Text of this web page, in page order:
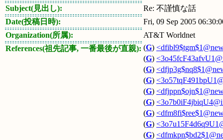
Subject(見出し):
Re: 不謹慎な話
Date(投稿日時):
Fri, 09 Sep 2005
Organization(所属):
AT&T Worldnet
References(祖先記事, 一番最後が直親): (G)
(G)
(G)
(G)
(G)
(G)
(G)
(G)
(G)